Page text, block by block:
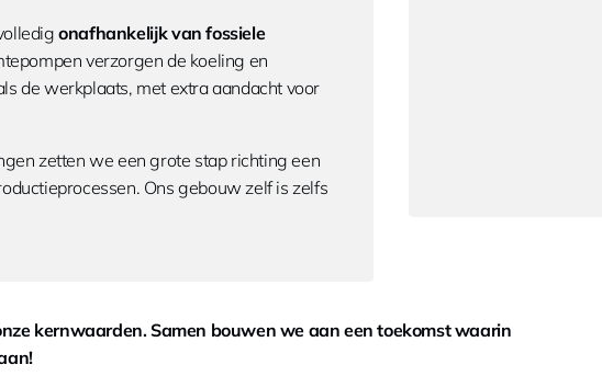
onafhankelijk van fossiele
verzorgen de koeling en
de werkplaats, met extra aandacht voor
zetten we een grote stap richting een
Ons gebouw zelf is zelfs
kernwaarden. Samen bouwen we aan een toekomst waarin